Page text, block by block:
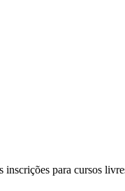
inscrições para cursos